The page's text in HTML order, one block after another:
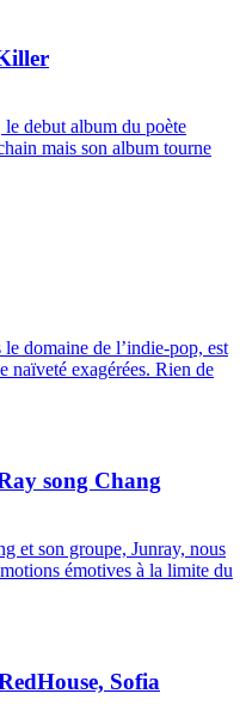
debut album du poète
mais son album tourne
domaine de l’indie-pop, est
naïveté exagérées. Rien de
song Chang
et son groupe, Junray, nous
émotives à la limite du
Sofia